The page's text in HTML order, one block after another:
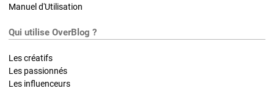
Manuel d'Utilisation
Qui utilise OverBlog ?
Les créatifs
Les passionnés
Les influenceurs